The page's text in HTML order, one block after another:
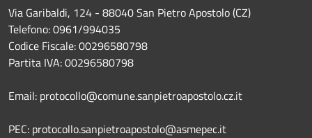
Via Garibaldi, 124 - 88040 San Pietro Apostolo (CZ)
Telefono: 0961/994035
Codice Fiscale: 00296580798
Partita IVA: 00296580798
Email: protocollo@comune.sanpietroapostolo.cz.it
PEC: protocollo.sanpietroapostolo@asmepec.it